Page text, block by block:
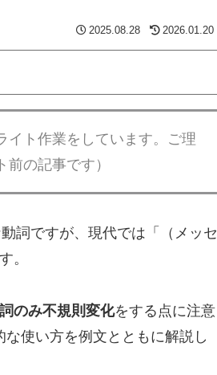
2025.08.28 2026.01.20
イト作業をしています。ご理
の記事です）
詞ですが、現代では「（メッセ
。
のみ不規則変化をする点に注意
使い方を例文とともに解説し